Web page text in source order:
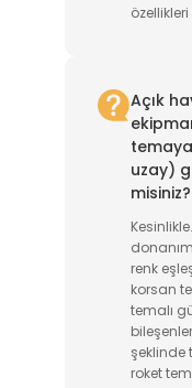
Açık
uzay)
misiniz?
renk
korsan
temalı
şeklinde
roket